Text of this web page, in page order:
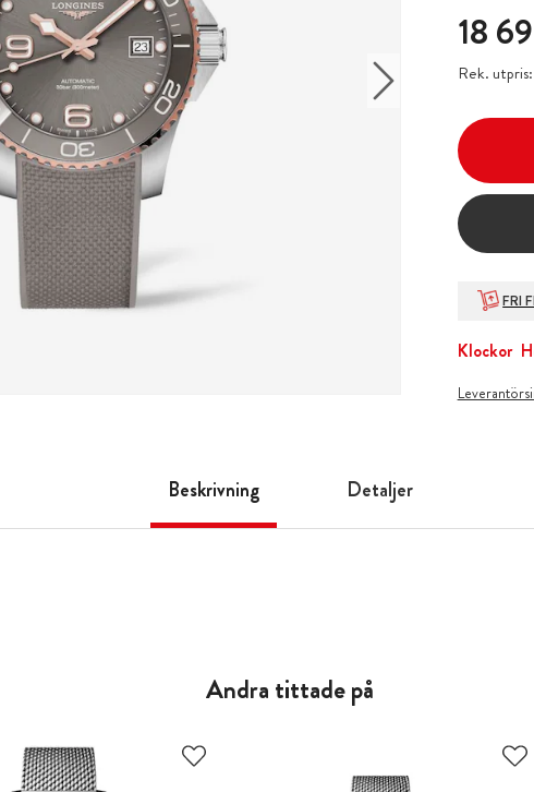
Pris: 18
18
Rek. utpris:
FRI
Klockor
Beskrivning Detaljer
Andra tittade på